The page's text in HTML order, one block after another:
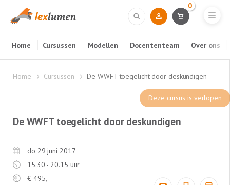
Home Cursussen Modellen Docententeam Over ons
0
Home Cursussen De WWFT toegelicht door deskundigen
Deze cursus is verlopen
De WWFT toegelicht door deskundigen
do 29 juni 2017
15.30 - 20.15 uur
€ 495,-